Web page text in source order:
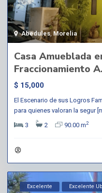
Abedules, Morelia
Casa Amueblada
Fraccionamiento
$ 15,000
El Escenario de sus Logros
para quienes valoran la segur
3
2 90.00 m2
Excelente Excelente